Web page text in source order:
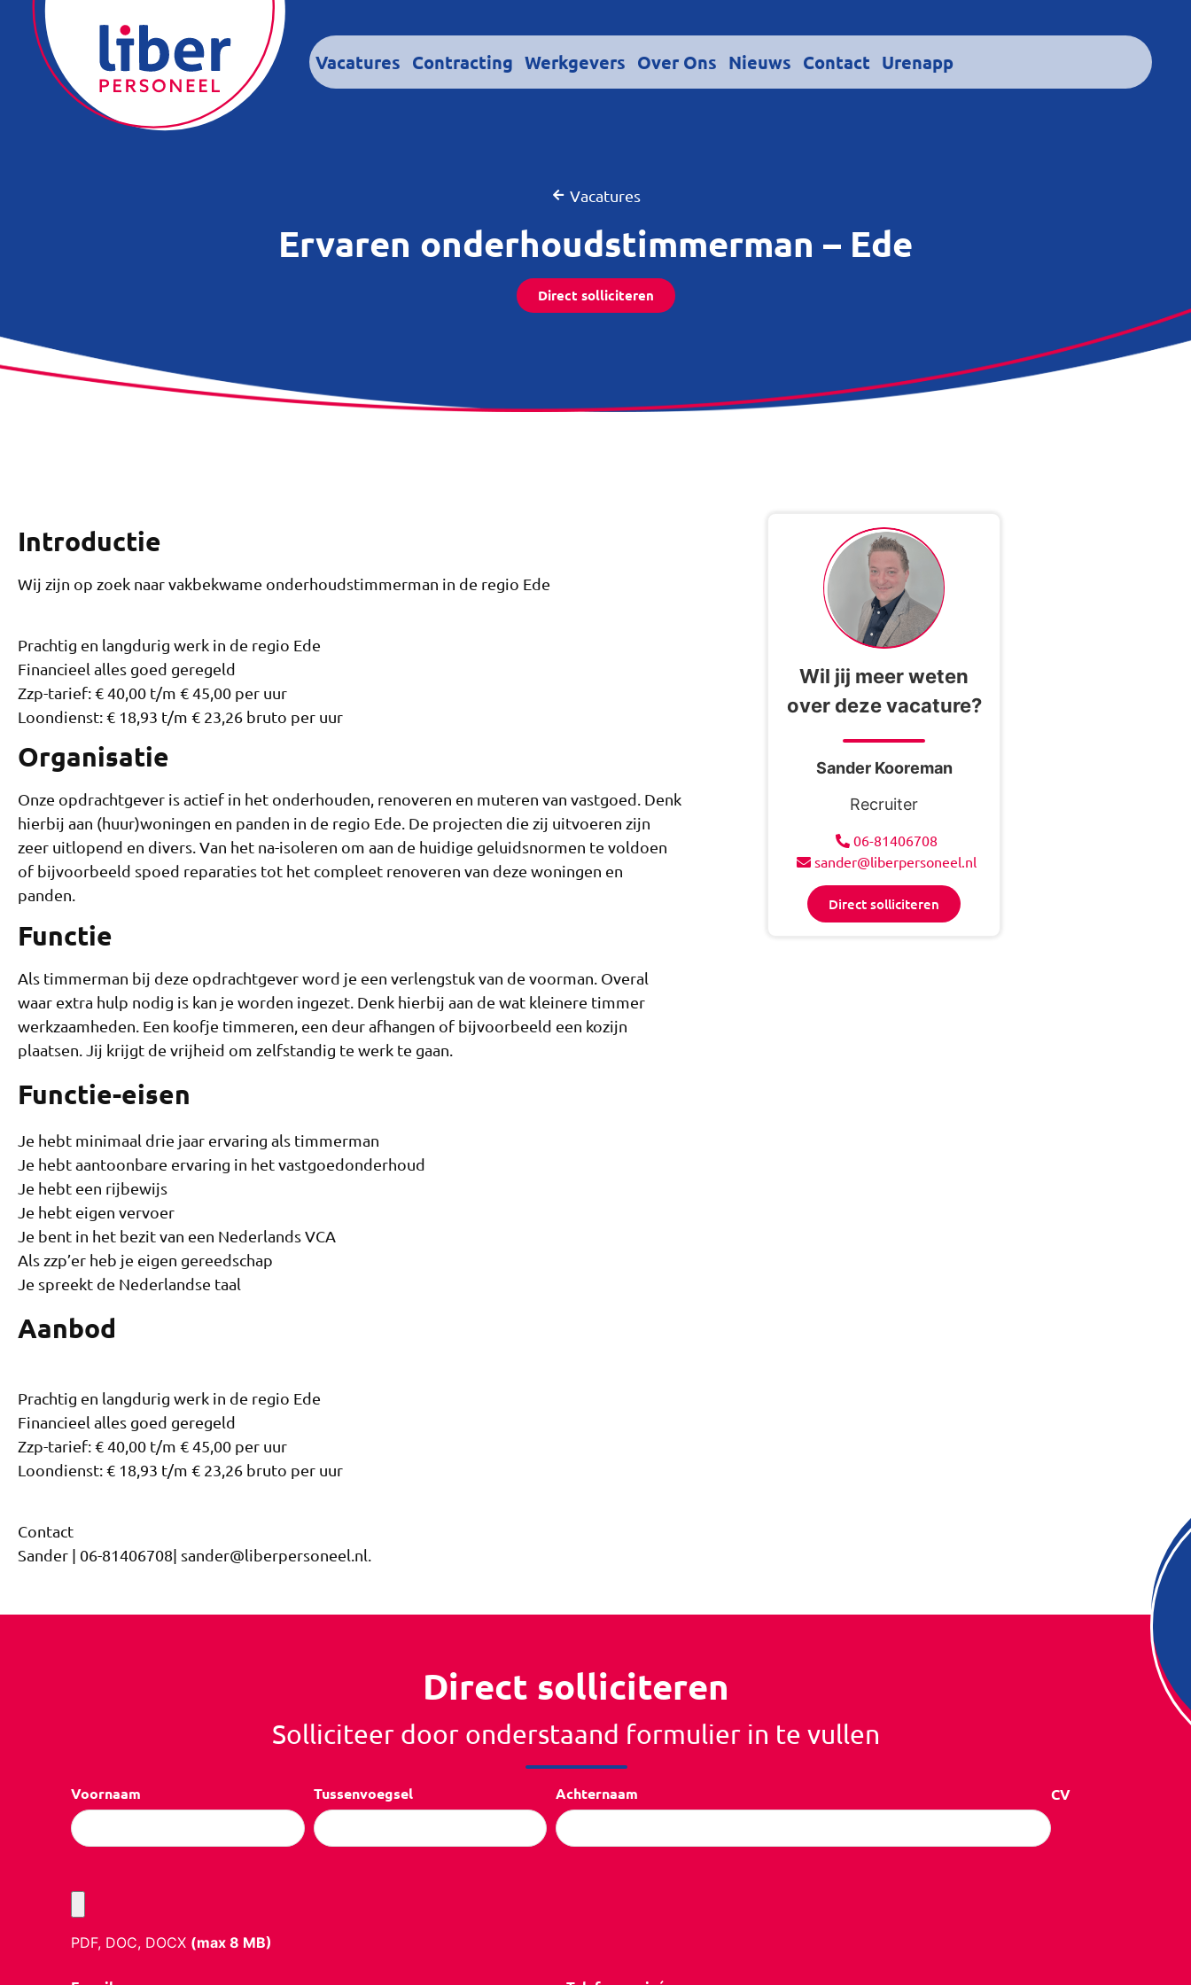
Vacatures Contracting Werkgevers Over Ons Nieuws Contact Urenapp
Vacatures
Ervaren onderhoudstimmerman – Ede
Direct solliciteren
Introductie
Wij zijn op zoek naar vakbekwame onderhoudstimmerman in de regio Ede
Prachtig en langdurig werk in de regio Ede
Financieel alles goed geregeld
Zzp-tarief: € 40,00 t/m € 45,00 per uur
Loondienst: € 18,93 t/m € 23,26 bruto per uur
Organisatie
Onze opdrachtgever is actief in het onderhouden, renoveren en muteren van vastgoed. Denk
hierbij aan (huur)woningen en panden in de regio Ede. De projecten die zij uitvoeren zijn
zeer uitlopend en divers. Van het na-isoleren om aan de huidige geluidsnormen te voldoen
of bijvoorbeeld spoed reparaties tot het compleet renoveren van deze woningen en
panden.
Functie
Als timmerman bij deze opdrachtgever word je een verlengstuk van de voorman. Overal
waar extra hulp nodig is kan je worden ingezet. Denk hierbij aan de wat kleinere timmer
werkzaamheden. Een koofje timmeren, een deur afhangen of bijvoorbeeld een kozijn
plaatsen. Jij krijgt de vrijheid om zelfstandig te werk te gaan.
Functie-eisen
Je hebt minimaal drie jaar ervaring als timmerman
Je hebt aantoonbare ervaring in het vastgoedonderhoud
Je hebt een rijbewijs
Je hebt eigen vervoer
Je bent in het bezit van een Nederlands VCA
Als zzp’er heb je eigen gereedschap
Je spreekt de Nederlandse taal
Aanbod
Prachtig en langdurig werk in de regio Ede
Financieel alles goed geregeld
Zzp-tarief: € 40,00 t/m € 45,00 per uur
Loondienst: € 18,93 t/m € 23,26 bruto per uur
Contact
Sander | 06-81406708| sander@liberpersoneel.nl.
Wil jij meer weten
over deze vacature?
Sander Kooreman
Recruiter
06-81406708
sander@liberpersoneel.nl
Direct solliciteren
Direct solliciteren
Solliciteer door onderstaand formulier in te vullen
Voornaam Tussenvoegsel Achternaam CV
PDF, DOC, DOCX (max 8 MB)